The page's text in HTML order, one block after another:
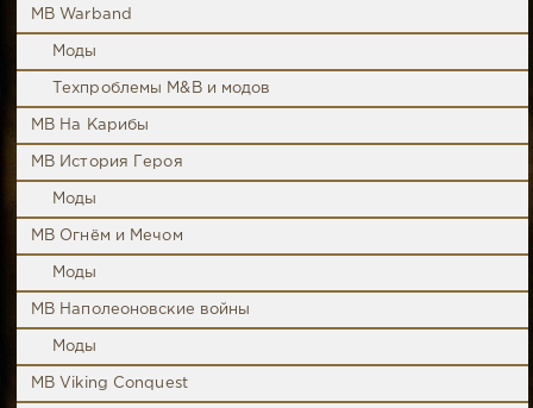
MB Warband
Моды
Техпроблемы M&B и модов
MB На Карибы
MB История Героя
Моды
MB Огнём и Мечом
Моды
MB Наполеоновские войны
Моды
MB Viking Conquest